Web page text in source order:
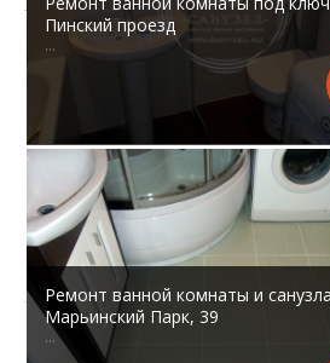
Пинский проезд
...
Ремонт ванной комнаты и
Марьинский Парк, 39
...